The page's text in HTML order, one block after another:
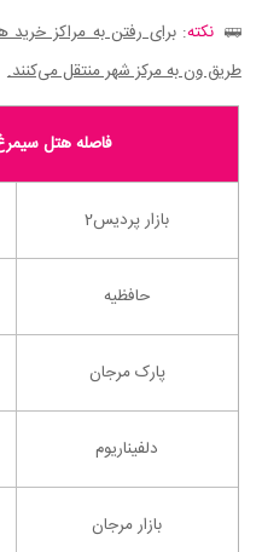
‎ نکته:برای رفتن به مراکز خرید
طریق ون به مرکز شهر منتقل می‌کنند.
فاصله هتل
بازار پردیس2
حافظیه
پارک مرجان
دلفیناریوم
بازار مرجان